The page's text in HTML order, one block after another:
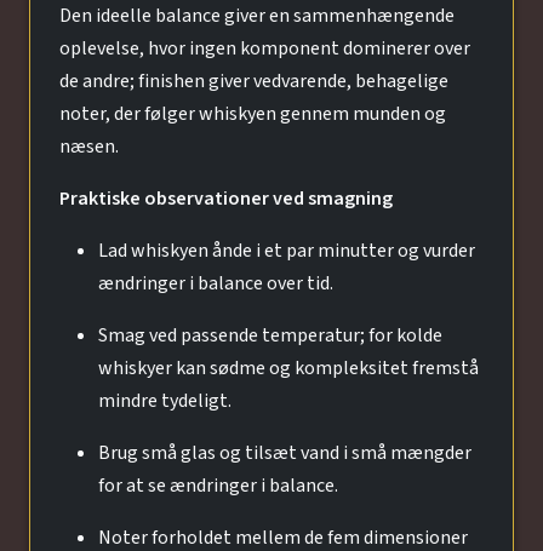
Den ideelle balance giver en sammenhængende
oplevelse, hvor ingen komponent dominerer over
de andre; finishen giver vedvarende, behagelige
noter, der følger whiskyen gennem munden og
næsen.
Praktiske observationer ved smagning
Lad whiskyen ånde i et par minutter og vurder
ændringer i balance over tid.
Smag ved passende temperatur; for kolde
whiskyer kan sødme og kompleksitet fremstå
mindre tydeligt.
Brug små glas og tilsæt vand i små mængder
for at se ændringer i balance.
Noter forholdet mellem de fem dimensioner